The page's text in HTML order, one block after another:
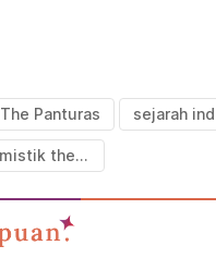
The Panturas sejarah
tafsir mistik the panturas